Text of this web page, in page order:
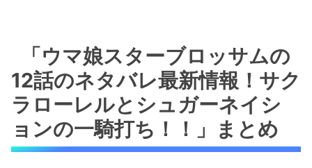
「ウマ娘スターブロッサムの
12話のネタバレ最新情報！サク
ラローレルとシュガーネイシ
ョンの一騎打ち！！」まとめ